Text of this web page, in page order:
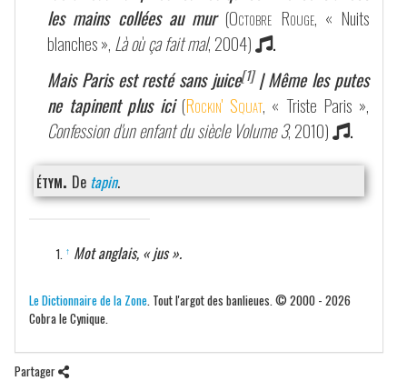
les mains collées au mur (Octobre Rouge, « Nuits
blanches », Là où ça fait mal, 2004)
.
Mais Paris est resté sans juice[1]| Même les putes
ne tapinent plus ici (Rockin' Squat, « Triste Paris »,
Confession d'un enfant du siècle Volume 3, 2010)
.
étym. De tapin.
↑ Mot anglais, « jus ».
Le Dictionnaire de la Zone . Tout l'argot des banlieues. © 2000 - 2026
Cobra le Cynique.
Partager